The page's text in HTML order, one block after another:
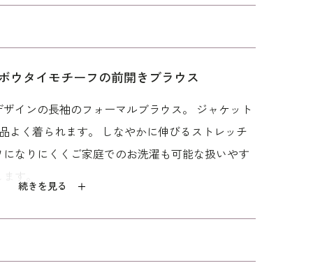
ラ
テーパードのパンツ
27,500
洗える｜ロールカラ
27,720 28,600
続きを見る
ウタイモチーフの前開きブラウス
ザインの長袖のフォーマルブラウス。 ジャケット
よく着られます。 しなやかに伸びるストレッチ
なりにくくご家庭でのお洗濯も可能な扱いやす
す。